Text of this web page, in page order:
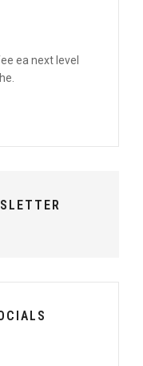
ea next level